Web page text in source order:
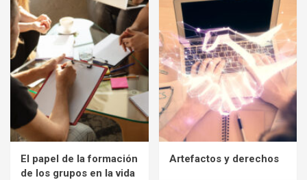
El papel de la formación
de los grupos en la vida
Artefactos y derechos